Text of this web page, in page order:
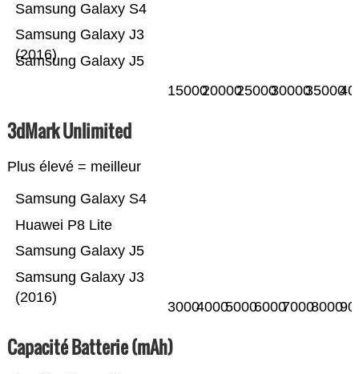
Samsung Galaxy J5
Samsung Galaxy J3
(2016)
Samsung Galaxy S4
1500020000250003000035000
3dMark Unlimited
Plus élevé = meilleur
Samsung Galaxy J3
(2016)
Samsung Galaxy J5
Huawei P8 Lite
Samsung Galaxy S4
300040005000600070008000
Capacité Batterie (mAh)